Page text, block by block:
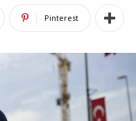
Pinterest